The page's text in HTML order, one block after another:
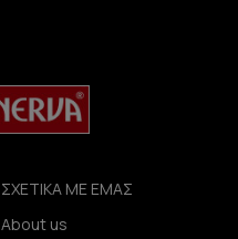
ΣΧΕΤΙΚΑ ΜΕ ΕΜΑΣ
About us